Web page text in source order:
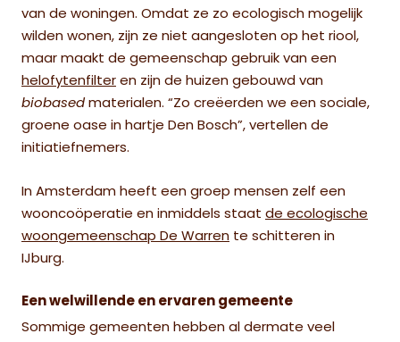
van de woningen. Omdat ze zo ecologisch mogelijk
wilden wonen, zijn ze niet aangesloten op het riool,
maar maakt de gemeenschap gebruik van een
helofytenfilter en zijn de huizen gebouwd van
biobased materialen. “Zo creëerden we een sociale,
groene oase in hartje Den Bosch”, vertellen de
initiatiefnemers.
In Amsterdam heeft een groep mensen zelf een
wooncoöperatie en inmiddels staat de ecologische
woongemeenschap De Warren te schitteren in
IJburg.
Een welwillende en ervaren gemeente
Sommige gemeenten hebben al dermate veel